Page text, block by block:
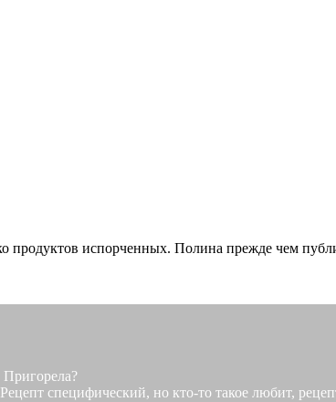
продуктов испорченных. Полина прежде чем
специфический, но кто-то такое любит,